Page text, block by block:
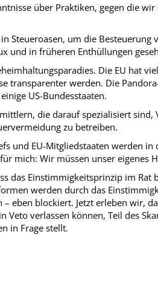
über Praktiken, gegen die
Steueroasen, um die Besteuerung
und in früheren Enthüllungen
Die EU hat
transparenter werden. Die
US-Bundesstaaten.
die darauf spezialisiert sind,
zu betreiben.
und EU-Mitgliedstaaten werden
mich: Wir müssen unser eigenes
das Einstimmigkeitsprinzip im Rat
werden durch das
eben blockiert. Jetzt erleben wir,
Veto verlassen können, Teil des
in Frage stellt.